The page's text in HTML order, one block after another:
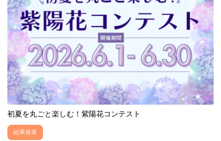
初夏を丸ごと楽しむ！紫陽花コンテスト
結果発表